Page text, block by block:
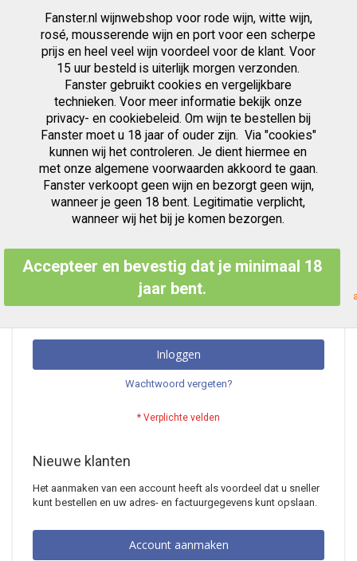
Fanster.nl wijnwebshop voor rode wijn, witte wijn,
rosé, mousserende wijn en port voor een scherpe
prijs en heel veel wijn voordeel voor de klant. Voor
15 uur besteld is uiterlijk morgen verzonden.
Fanster gebruikt cookies en vergelijkbare
technieken. Voor meer informatie bekijk onze
privacy- en cookiebeleid. Om wijn te bestellen bij
Fanster moet u 18 jaar of ouder zijn. Via "cookies"
kunnen wij het controleren. Je dient hiermee en
met onze algemene voorwaarden akkoord te gaan.
Fanster verkoopt geen wijn en bezorgt geen wijn,
wanneer je geen 18 bent. Legitimatie verplicht,
wanneer wij het bij je komen bezorgen.
Accepteer en bevestig dat je minimaal 18
jaar bent.
Zoek
inhoud
Klant Login
Geregistreerde Klanten
Als u een account hebt, meld u dan aan met uw e-mailadres.
E-mailadres
Inloggen
Wachtwoord vergeten?
Nieuwe klanten
Het aanmaken van een account heeft als voordeel dat u sneller
kunt bestellen en uw adres- en factuurgegevens kunt opslaan.
Account aanmaken